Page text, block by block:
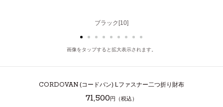
ブラック[10]
ダークブラウン[56]
画像をタップすると拡大表示されます。
CORDOVAN (コードバン) Lファスナー二つ折り財布
71,500円（税込）